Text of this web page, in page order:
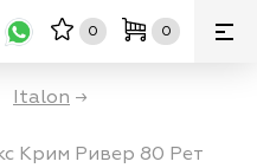
0 0
Italon →
Крим Ривер 80 Рет